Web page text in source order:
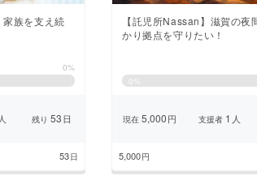
族を支え続
0%
人 残り 53日
53日
【託児所Nassan】滋賀の夜
かり拠点を守りたい！
0
現在5,000円 支援者 1 人
5,000円